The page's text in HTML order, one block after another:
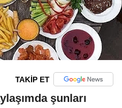
TAKİP ET
şunları